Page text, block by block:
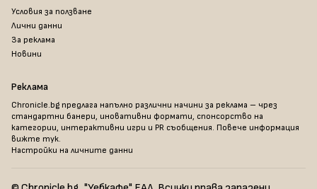
Условия за ползване
Лични данни
За реклама
Новини
Реклама
Chronicle.bg предлага напълно различни начини за реклама – чрез
стандартни банери, иновативни формати, спонсорство на
категории, интерактивни игри и PR съобщения. Повече информация
вижте тук.
Настройки на личните данни